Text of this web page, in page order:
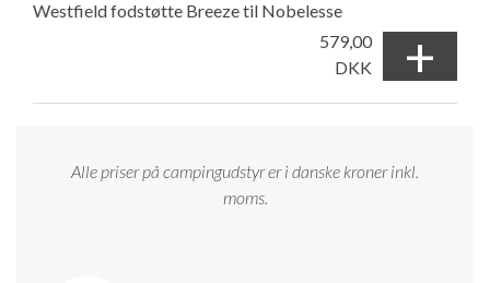
Westfield fodstøtte Breeze til Nobelesse
579,00
DKK
+
Alle priser på campingudstyr er i danske kroner inkl.
moms.